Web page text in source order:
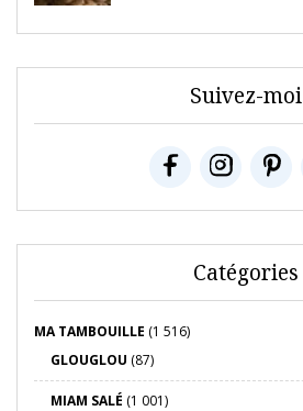
Suivez-moi
Catégories
MA TAMBOUILLE (1 516)
GLOUGLOU (87)
MIAM SALÉ (1 001)